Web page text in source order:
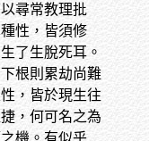
尋常教理批
性，皆須修
了生脫死耳。
根則累劫尚難
，皆於現生往
，何可名之為
機。有似乎